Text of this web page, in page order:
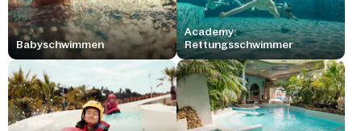
Babyschwimmen
Academy:
Rettungsschwimmer